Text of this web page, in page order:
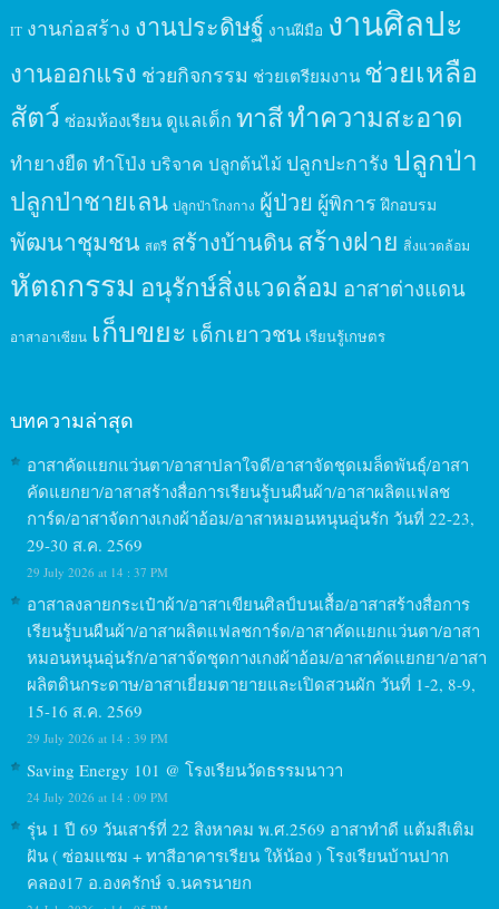
IT งานก่อสร้าง งานประดิษฐ์ งานฝีมือ งานศิลปะ
งานออกแรง ช่วยกิจกรรม ช่วยเตรียมงาน ช่วยเหลือ
สัตว์ ซ่อมห้องเรียน ดูแลเด็ก ทาสีทำความสะอาด
ทำยางยืด ทำโป่ง บริจาค ปลูกต้นไม้ ปลูกปะการัง ปลูกป่า
ปลูกป่าชายเลน ปลูกป่าโกงกาง ผู้ป่วย ผู้พิการ ฝึกอบรม
พัฒนาชุมชน สตรี สร้างบ้านดินสร้างฝาย สิ่งแวดล้อม
หัตถกรรม อนุรักษ์สิ่งแวดล้อม อาสาต่างแดน
อาสาอาเซียน เก็บขยะ เด็กเยาวชน เรียนรู้เกษตร
บทความล่าสุด
อาสาคัดแยกแว่นตา/อาสาปลาใจดี/อาสาจัดชุดเมล็ดพันธุ์/อาสา
คัดแยกยา/อาสาสร้างสื่อการเรียนรู้บนผืนผ้า/อาสาผลิตแฟลช
การ์ด/อาสาจัดกางเกงผ้าอ้อม/อาสาหมอนหนุนอุ่นรัก วันที่ 22-23,
29-30 ส.ค. 2569
29 July 2026 at 14 : 37 PM
อาสาลงลายกระเป๋าผ้า/อาสาเขียนศิลป์บนเสื้อ/อาสาสร้างสื่อการ
เรียนรู้บนผืนผ้า/อาสาผลิตแฟลชการ์ด/อาสาคัดแยกแว่นตา/อาสา
หมอนหนุนอุ่นรัก/อาสาจัดชุดกางเกงผ้าอ้อม/อาสาคัดแยกยา/อาสา
ผลิตดินกระดาษ/อาสาเยี่ยมตายายและเปิดสวนผัก วันที่ 1-2, 8-9,
15-16 ส.ค. 2569
29 July 2026 at 14 : 39 PM
Saving Energy 101 @ โรงเรียนวัดธรรมนาวา
24 July 2026 at 14 : 09 PM
รุ่น 1 ปี 69 วันเสาร์ที่ 22 สิงหาคม พ.ศ.2569 อาสาทำดี แต้มสีเติม
ฝัน ( ซ่อมแซม + ทาสีอาคารเรียน ให้น้อง ) โรงเรียนบ้านปาก
คลอง17 อ.องครักษ์ จ.นครนายก